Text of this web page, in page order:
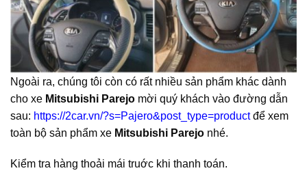
Ngoài ra, chúng tôi còn có rất nhiều sản phẩm khác dành
cho xe Mitsubishi Parejo mời quý khách vào đường dẫn
sau: https://2car.vn/?s=Pajero&post_type=productđể xem
toàn bộ sản phẩm xe Mitsubishi Parejo nhé.
Kiểm tra hàng thoải mái truớc khi thanh toán.